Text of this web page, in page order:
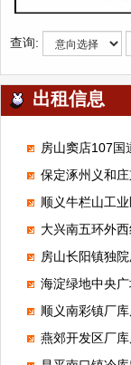
查询:
出租信息
房山窦店107国
保定涿州义和庄京雄高速
顺义牛栏山工
大兴南五环外西
房山长阳镇独
海淀绿地中央广场
顺义南彩镇厂
燕郊开发区厂库